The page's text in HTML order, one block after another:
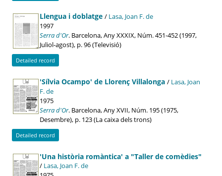
Llengua i doblatge / Lasa, Joan F. de
1997
Serra d'Or. Barcelona, Any XXXIX, Núm. 451-452 (1997,
Juliol-agost), p. 96 (Televisió)
Detailed record
'Sílvia Ocampo' de Llorenç Villalonga / Lasa, Joan
F. de
1975
Serra d'Or. Barcelona, Any XVII, Núm. 195 (1975,
Desembre), p. 123 (La caixa dels trons)
Detailed record
'Una història romàntica' a "Taller de comèdies"
/ Lasa, Joan F. de